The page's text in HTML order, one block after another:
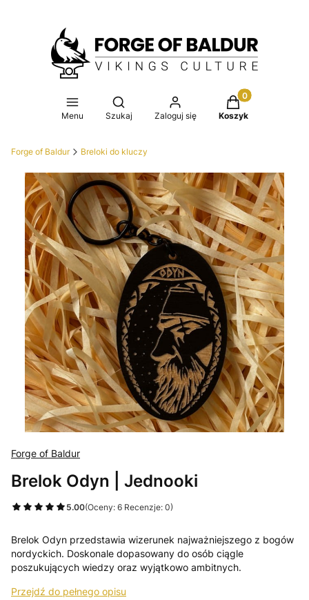
Menu
Otwórz wyszukiwarkę
Szukaj Zaloguj się
Produkty w
Koszyk
Forge of Baldur Breloki do kluczy
Forge of Baldur
Brelok Odyn | Jednooki
5.00(Oceny: 6 Recenzje: 0)
Brelok Odyn przedstawia wizerunek najważniejszego z bogów
nordyckich. Doskonale dopasowany do osób ciągle
poszukujących wiedzy oraz wyjątkowo ambitnych.
Przejdź do pełnego opisu